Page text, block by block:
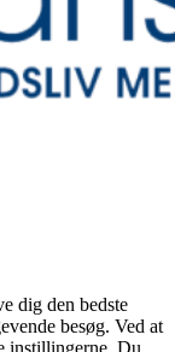
dig den bedste
besøg. Ved at
instillingerne. Du